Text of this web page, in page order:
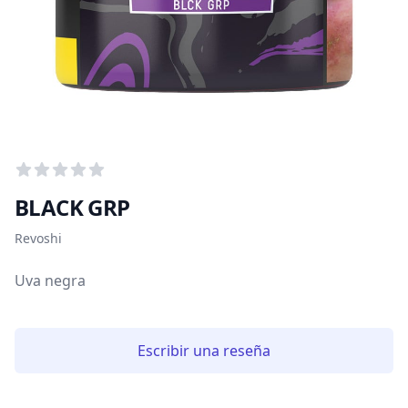
BLACK GRP
Información del tabaco
Revoshi
Puntuación media
Uva negra
Escribir una reseña